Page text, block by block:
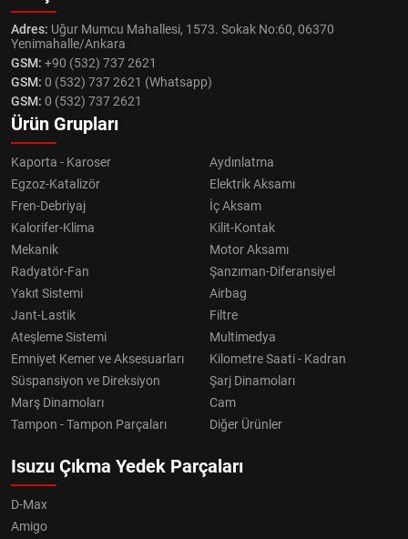
Adres: Uğur Mumcu Mahallesi, 1573. Sokak No:60, 06370
Yenimahalle/Ankara
GSM: +90 (532) 737 2621
GSM: 0 (532) 737 2621 (Whatsapp)
GSM: 0 (532) 737 2621
Ürün Grupları
Kaporta - Karoser
Aydınlatma
Egzoz-Katalizör
Elektrik Aksamı
Fren-Debriyaj
İç Aksam
Kalorifer-Klima
Kilit-Kontak
Mekanik
Motor Aksamı
Radyatör-Fan
Şanzıman-Diferansiyel
Yakıt Sistemi
Airbag
Jant-Lastik
Filtre
Ateşleme Sistemi
Multimedya
Emniyet Kemer ve Aksesuarları
Kilometre Saati - Kadran
Süspansiyon ve Direksiyon
Şarj Dinamoları
Marş Dinamoları
Cam
Tampon - Tampon Parçaları
Diğer Ürünler
Isuzu Çıkma Yedek Parçaları
D-Max
Amigo